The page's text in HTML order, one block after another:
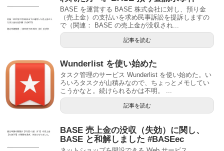
BASE を運営する BASE 株式会社に対し、預り金
（売上金）の支払いを求め民事訴訟を提訴しますの
で（関連： BASE の売上金が没収され...
記事を読む
Wunderlist を使い始めた
タスク管理のサービス Wunderlist を使い始めた。い
ろいろタスクが山積みなので、ちょっとメモしてい
こうかなと。続けられるかは不明。 ...
記事を読む
BASE 売上金の没収（失効）に関し、
BASE と和解しました #BASEec